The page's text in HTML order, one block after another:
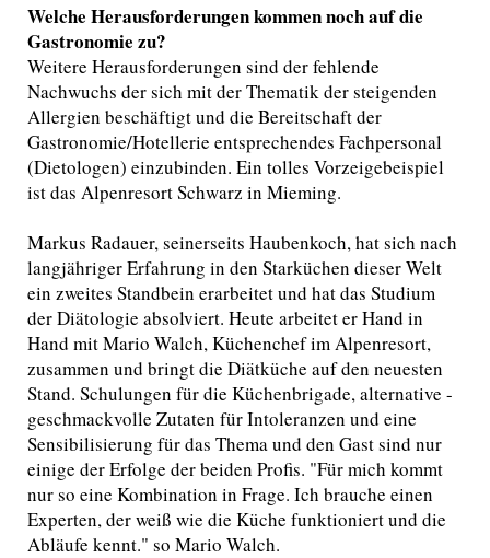
Welche Herausforderungen kommen noch auf die
Gastronomie zu?
Weitere Herausforderungen sind der fehlende
Nachwuchs der sich mit der Thematik der steigenden
Allergien beschäftigt und die Bereitschaft der
Gastronomie/Hotellerie entsprechendes Fachpersonal
(Dietologen) einzubinden. Ein tolles Vorzeigebeispiel
ist das Alpenresort Schwarz in Mieming.
Markus Radauer, seinerseits Haubenkoch, hat sich nach
langjähriger Erfahrung in den Starküchen dieser Welt
ein zweites Standbein erarbeitet und hat das Studium
der Diätologie absolviert. Heute arbeitet er Hand in
Hand mit Mario Walch, Küchenchef im Alpenresort,
zusammen und bringt die Diätküche auf den neuesten
Stand. Schulungen für die Küchenbrigade, alternative -
geschmackvolle Zutaten für Intoleranzen und eine
Sensibilisierung für das Thema und den Gast sind nur
einige der Erfolge der beiden Profis. "Für mich kommt
nur so eine Kombination in Frage. Ich brauche einen
Experten, der weiß wie die Küche funktioniert und die
Abläufe kennt." so Mario Walch.